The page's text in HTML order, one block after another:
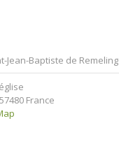
Jean-Baptiste de Remeling
57480 France